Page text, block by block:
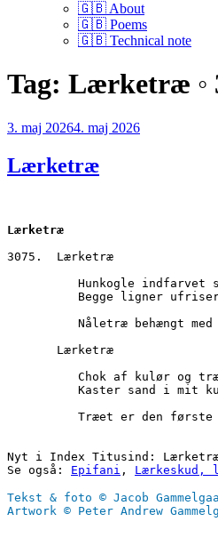
🇬🇧 About
🇬🇧 Poems
🇬🇧 Technical note
Tag: Lærketræ ◦
Udgivet
3. maj 20264. maj 2026
Lærketræ
Lærketræ
3075.  Lærketræ
Hunkogle
Begge ligner
Nåletræ behængt
       Lærketræ
Chok af kulør
Kaster sand i
Træet er den
Nyt i Index Titusind:
Se også: Epifani , Lærkeskud,
Tekst & foto © Jacob
Artwork © Peter Andrew